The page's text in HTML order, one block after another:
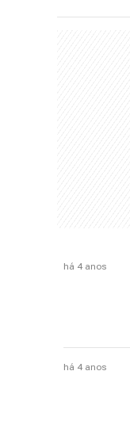
há 4 anos
há 4 anos